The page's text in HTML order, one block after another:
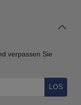
verpassen Sie
LOS